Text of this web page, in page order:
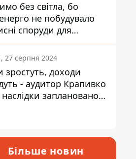
без світла, бо
не побудувало
споруди для
- нардеп
27 серпня 2024
зростуть, доходи
- аудитор Крапивко
запланованого
Більше новин